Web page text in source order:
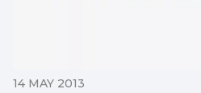
14 MAY 2013